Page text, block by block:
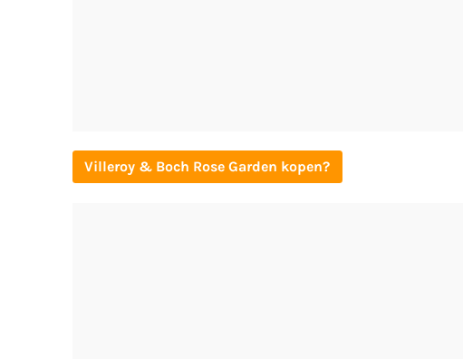
Villeroy & Boch Rose Garden kopen?